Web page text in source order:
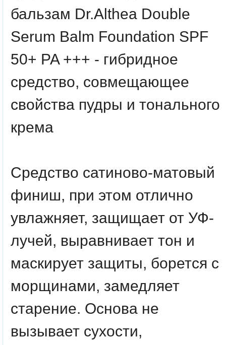
бальзам Dr.Althea Double
Serum Balm Foundation SPF
50+ PA +++ - гибридное
средство, совмещающее
свойства пудры и тонального
крема
Средство сатиново-матовый
финиш, при этом отлично
увлажняет, защищает от УФ-
лучей, выравнивает тон и
маскирует защиты, борется с
морщинами, замедляет
старение. Основа не
вызывает сухости,